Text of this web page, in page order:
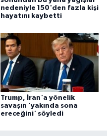
nedeniyle 150'den fazla kişi
hayatını kaybetti
Trump, İran'a yönelik
savaşın 'yakında sona
ereceğini' söyledi